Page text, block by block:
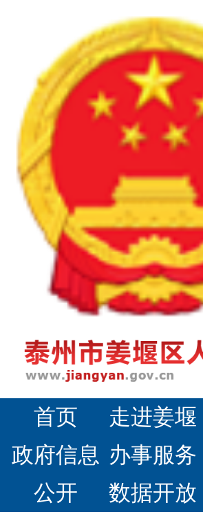
首页 走进姜堰
政府信息
公开
办事服务
数据开放